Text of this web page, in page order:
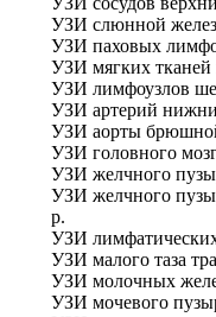
УЗИ слюнной
УЗИ паховых
УЗИ мягких
УЗИ лимфоузлов
УЗИ артерий
УЗИ аорты
УЗИ головного
УЗИ желчного
УЗИ желчного
р.
УЗИ
УЗИ малого таза
УЗИ молочных
УЗИ мочевого